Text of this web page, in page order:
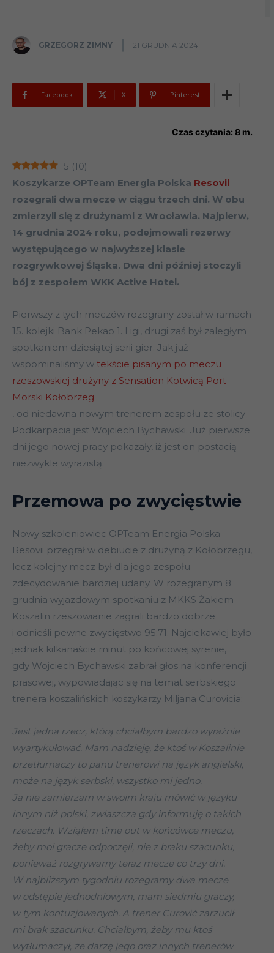
GRZEGORZ ZIMNY 21 GRUDNIA 2024
Facebook X Pinterest
Czas czytania: 8 m.
5 (10)
Koszykarze OPTeam Energia Polska Resovii
rozegrali dwa mecze w ciągu trzech dni. W obu
zmierzyli się z drużynami z Wrocławia. Najpierw,
14 grudnia 2024 roku, podejmowali rezerwy
występującego w najwyższej klasie
rozgrywkowej Śląska. Dwa dni później stoczyli
bój z zespołem WKK Active Hotel.
Pierwszy z tych meczów rozegrany został w ramach
15. kolejki Bank Pekao 1. Ligi, drugi zaś był zaległym
spotkaniem dziesiątej serii gier. Jak już
wspominaliśmy w tekście pisanym po meczu
rzeszowskiej drużyny z Sensation Kotwicą Port
Morski Kołobrzeg
, od niedawna nowym trenerem zespołu ze stolicy
Podkarpacia jest Wojciech Bychawski. Już pierwsze
dni jego nowej pracy pokazały, iż jest on postacią
niezwykle wyrazistą.
Przemowa po zwycięstwie
Nowy szkoleniowiec OPTeam Energia Polska
Resovii przegrał w debiucie z drużyną z Kołobrzegu,
lecz kolejny mecz był dla jego zespołu
zdecydowanie bardziej udany. W rozegranym 8
grudnia wyjazdowym spotkaniu z MKKS Żakiem
Koszalin rzeszowianie zagrali bardzo dobrze
i odnieśli pewne zwycięstwo 95:71. Najciekawiej było
jednak kilkanaście minut po końcowej syrenie,
gdy Wojciech Bychawski zabrał głos na konferencji
prasowej, wypowiadając się na temat serbskiego
trenera koszalińskich koszykarzy Miljana Curovicia:
Jest jedna rzecz, którą chciałbym bardzo wyraźnie
wyartykułować. Mam nadzieję, że ktoś w Koszalinie
przetłumaczy to panu trenerowi na język angielski,
może na język serbski, wszystko mi jedno.
Ja nie zamierzam w swoim kraju mówić w języku
innym niż polski, zwłaszcza gdy informuję o takich
rzeczach. Wziąłem time out w końcówce meczu,
żeby moi gracze odpoczęli, nie z braku szacunku,
ponieważ rozgrywamy teraz mecze co trzy dni.
W najbliższym tygodniu rozegramy dwa mecze
w odstępie jednodniowym, mam siedmiu graczy,
w tym kontuzjowanych. A trener Curović zarzucił
mi brak szacunku. Chciałbym, żeby mu ktoś
wytłumaczył, że darzę jego oraz innych trenerów